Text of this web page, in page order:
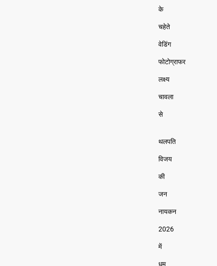
के
चहेते
वेडिंग
फोटोग्राफर
लक्ष्य
चावला
से
थलपति
विजय
की
जन
नायकन
2026
में
धूम